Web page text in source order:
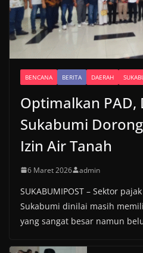
BENCANA BERITA DAERAH
Optimalkan PAD,
Sukabumi
Izin Air Tanah
6 Maret 2026 admin
SUKABUMIPOST – Sektor
Sukabumi dinilai masih
yang sangat besar namun